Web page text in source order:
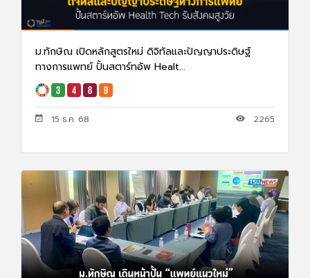
ม.ทักษิณ เปิดหลักสูตรใหม่ ดิจิทัลและปัญญาประดิษฐ์
ทางการแพทย์ ปั้นสตาร์ทอัพ Healt...
15 ธ.ค. 68 2265